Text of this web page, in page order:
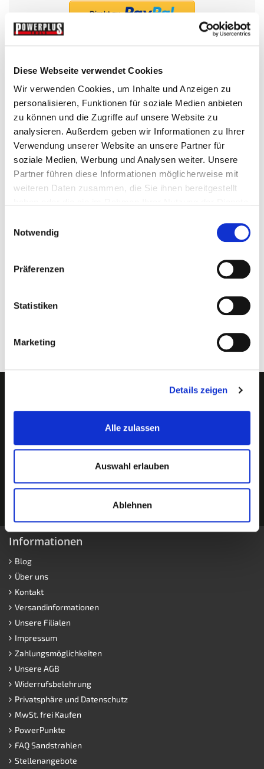
Diese Webseite verwendet Cookies
Wir verwenden Cookies, um Inhalte und Anzeigen zu
personalisieren, Funktionen für soziale Medien anbieten
zu können und die Zugriffe auf unsere Website zu
analysieren. Außerdem geben wir Informationen zu Ihrer
Verwendung unserer Website an unsere Partner für
soziale Medien, Werbung und Analysen weiter. Unsere
Partner führen diese Informationen möglicherweise mit
weiteren Daten zusammen, die Sie ihnen bereitgestellt
Notwendig
Präferenzen
Statistiken
Marketing
Details zeigen
Alle zulassen
Auswahl erlauben
Ablehnen
Beim Kauf dieses Artikels erhalten Sie: PowerPunkte
Wunschliste
Mehr Infos Technische Daten
Set-Preis: € 16,00 inkl. MwSt.
Newsletter abonnieren?
Informationen
Blog
Über uns
Kontakt
Versandinformationen
Unsere Filialen
Impressum
Zahlungsmöglichkeiten
Unsere AGB
Widerrufsbelehrung
Privatsphäre und Datenschutz
MwSt. frei Kaufen
PowerPunkte
FAQ Sandstrahlen
Stellenangebote